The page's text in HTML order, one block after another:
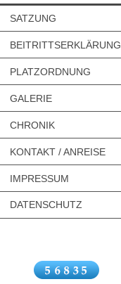
SATZUNG
BEITRITTSERKLÄRUNG
PLATZORDNUNG
GALERIE
CHRONIK
KONTAKT / ANREISE
IMPRESSUM
DATENSCHUTZ